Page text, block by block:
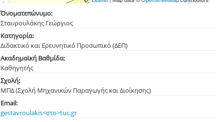
Όνοματεπώνυμο:
Σταυρουλάκης Γεώργιος
Κατηγορία:
Διδακτικό και Ερευνητικό Προσωπικό (ΔΕΠ)
Ακαδημαϊκή Βαθμίδα:
Καθηγητής
Σχολή:
ΜΠΔ (Σχολή Μηχανικών Παραγωγής και Διοίκησης)
Email:
gestavroulakis<στο>tuc.gr